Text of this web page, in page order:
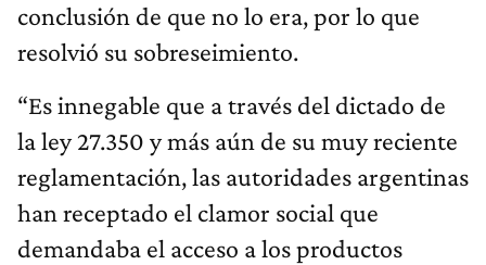
conclusión de que no lo era, por lo que
resolvió su sobreseimiento.
“Es innegable que a través del dictado de
la ley 27.350 y más aún de su muy reciente
reglamentación, las autoridades argentinas
han receptado el clamor social que
demandaba el acceso a los productos